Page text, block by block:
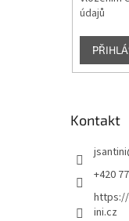
údajů
Kontakt
jsantini
+420
ini.cz